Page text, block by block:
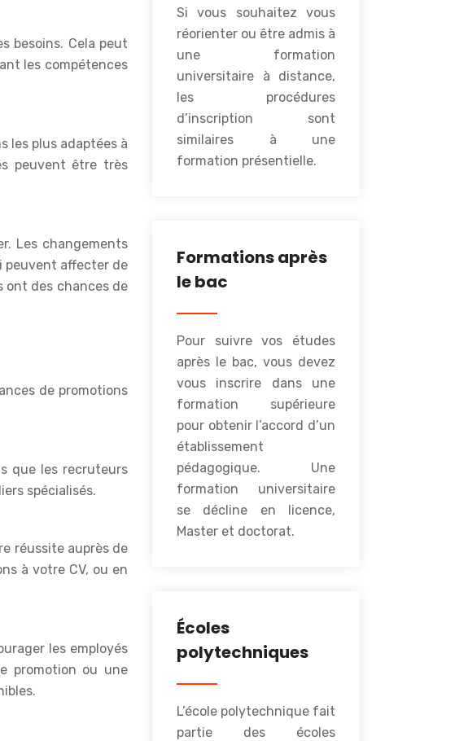
besoins. Cela peut
les compétences
les plus adaptées à
peuvent être très
Les changements
peuvent affecter de
ont des chances de
de promotions
que les recruteurs
spécialisés.
réussite auprès de
à votre CV, ou en
les employés
promotion ou une
Si vous souhaitez vous
réorienter ou être admis à
une formation
universitaire à distance,
les procédures
d’inscription sont
similaires à une
formation présentielle.
Formations après
le bac
Pour suivre vos études
après le bac, vous devez
vous inscrire dans une
formation supérieure
pour obtenir l’accord d’un
établissement
pédagogique. Une
formation universitaire
se décline en licence,
Master et doctorat.
Écoles
polytechniques
L’école polytechnique fait
partie des écoles